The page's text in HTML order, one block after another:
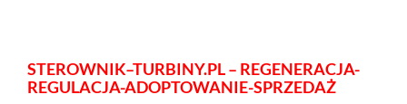
STEROWNIK–TURBINY.PL – REGENERACJA-
REGULACJA-ADOPTOWANIE-SPRZEDAŻ